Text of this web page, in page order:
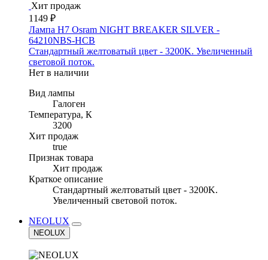
Хит продаж
1149 ₽
Лампа H7 Osram NIGHT BREAKER SILVER -
64210NBS-HCB
Стандартный желтоватый цвет - 3200K. Увеличенный
световой поток.
Нет в наличии
Вид лампы
Галоген
Температура, К
3200
Хит продаж
true
Признак товара
Хит продаж
Краткое описание
Стандартный желтоватый цвет - 3200K.
Увеличенный световой поток.
NEOLUX
NEOLUX